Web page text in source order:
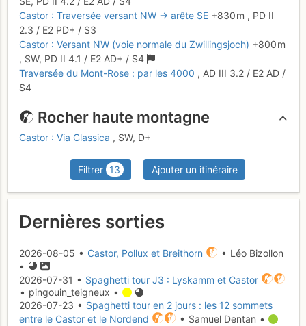
Castor : Traversée versant NW → arête SE +830 m , PD II
2.3 / E2 PD+ / S3
Castor : Versant NW (voie normale du Zwillingsjoch) +800 m
, SW, PD II 4.1 / E2 AD+ / S4
Traversée du Mont-Rose : par les 4000 , AD III 3.2 / E2 AD /
S4
Rocher haute montagne
Castor : Via Classica , SW, D+
Filtrer 13 Ajouter un itinéraire
Dernières sorties
2026-08-05 • Castor, Pollux et Breithorn
• Léo Bizollon
•
2026-07-31 • Spaghetti tour J3 : Lyskamm et Castor
• pingouin_teigneux •
2026-07-23 • Spaghetti tour en 2 jours : les 12 sommets
entre le Castor et le Nordend
• Samuel Dentan •